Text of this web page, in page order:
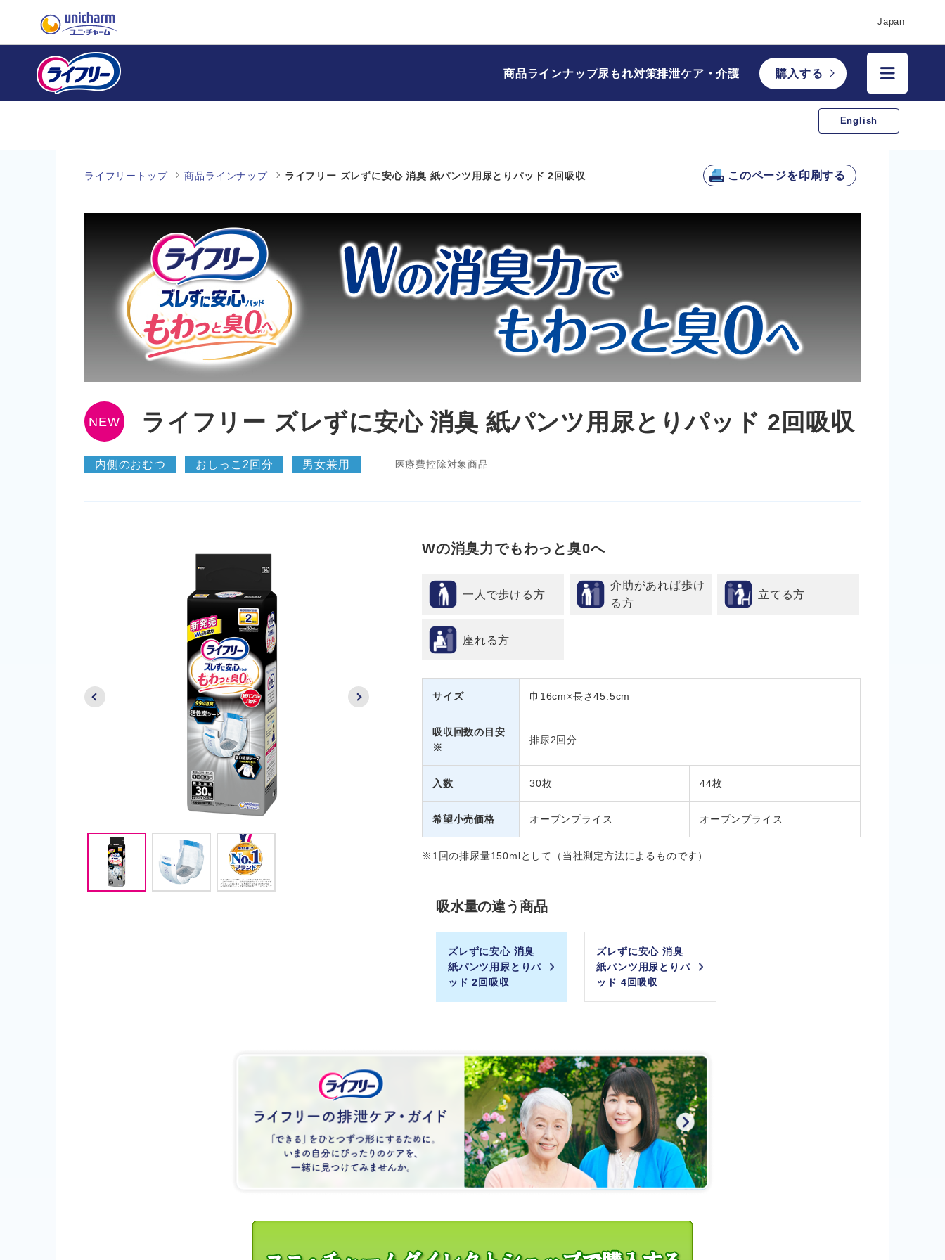
Japan
商品ラインナップ尿もれ対策排泄ケア・介護 購入する
English
ライフリートップ 商品ラインナップ ライフリー ズレずに安心 消臭 紙パンツ用尿とりパッド 2回吸収 このページを印刷する
NEW ライフリー ズレずに安心 消臭 紙パンツ用尿とりパッド 2回吸収
内側のおむつ おしっこ2回分 男女兼用 医療費控除対象商品
Wの消臭力でもわっと臭0へ
一人で歩ける方
介助があれば歩け
る方
立てる方
座れる方
サイズ 巾16cm×長さ45.5cm
吸収回数の目安
※
排尿2回分
入数 30枚 44枚
希望小売価格 オープンプライス オープンプライス
※1回の排尿量150mlとして（当社測定方法によるものです）
吸水量の違う商品
ズレずに安心 消臭
紙パンツ用尿とりパ
ッド 2回吸収
ズレずに安心 消臭
紙パンツ用尿とりパ
ッド 4回吸収